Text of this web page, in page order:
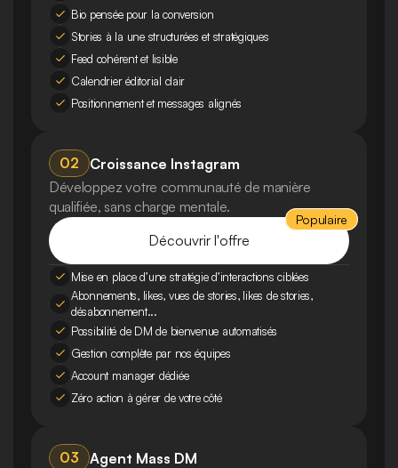
Bio pensée pour la conversion
Stories à la une structurées et stratégiques
Feed cohérent et lisible
Calendrier éditorial clair
Positionnement et messages alignés
02
Croissance Instagram
Développez votre communauté de manière
qualifiée, sans charge mentale.
Populaire
Découvrir l'offre
Mise en place d’une stratégie d’interactions ciblées
Abonnements, likes, vues de stories, likes de stories,
désabonnement...
Possibilité de DM de bienvenue automatisés
Gestion complète par nos équipes
Account manager dédiée
Zéro action à gérer de votre côté
03
Agent Mass DM